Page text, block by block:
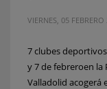
VIERNES, 05 FEBRERO
7 clubes
y 7 de febreroen la
Valladolid acogerá